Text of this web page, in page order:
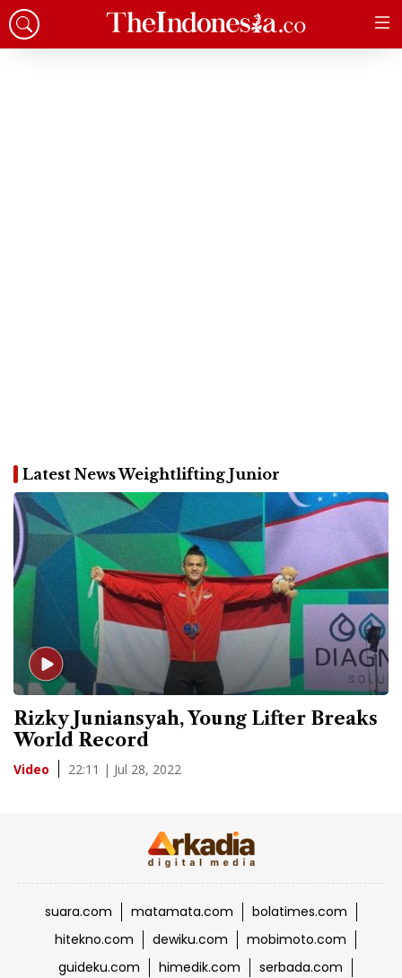
Latest News Weightlifting Junior
Rizky Juniansyah, Young Lifter Breaks
World Record
Video 22:11 | Jul 28, 2022
suara.com matamata.com
bolatimes.com
hitekno.com
dewiku.com
mobimoto.com
guideku.com
himedik.com
serbada.com